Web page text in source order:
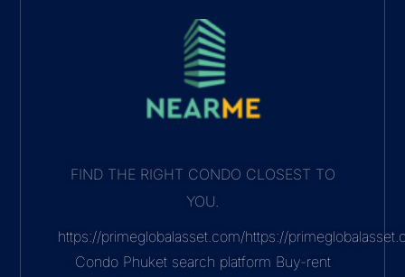
FIND THE RIGHT CONDO CLOSEST TO
YOU.
https://primeglobalasset.com/https://
Condo Phuket search platform Buy-rent